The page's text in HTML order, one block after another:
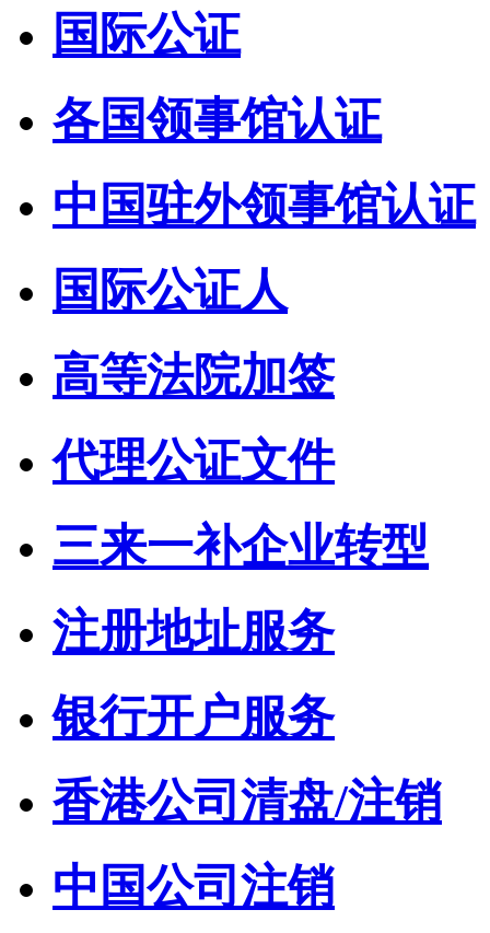
国际公证
各国领事馆认证
中国驻外领事馆认证
国际公证人
高等法院加签
代理公证文件
三来一补企业转型
注册地址服务
银行开户服务
香港公司清盘/注销
中国公司注销